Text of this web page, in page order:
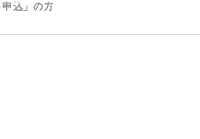
申込」の方